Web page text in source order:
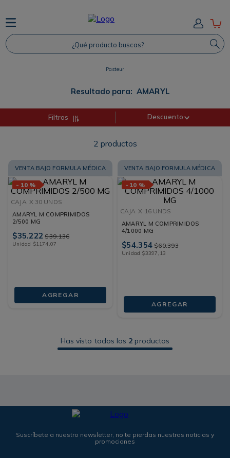
¿Qué producto buscas?
Pasteur
Resultado para: AMARYL
Filtros Descuento
2 productos
VENTA BAJO FORMULA MÉDICA
- 10 %
CAJA X 30 UNDS
AMARYL M COMPRIMIDOS
2/500 MG
$35.222 $39.136
Unidad $1174,07
AGREGAR
VENTA BAJO FORMULA MÉDICA
- 10 %
CAJA X 16 UNDS
AMARYL M COMPRIMIDOS
4/1000 MG
$54.354 $60.393
Unidad $3397, 13
AGREGAR
Has visto todos los 2 productos
Suscríbete a nuestro newsletter, no te pierdas nuestras noticias y
promociones
TÉRMINOS MÁS BUSCADOS